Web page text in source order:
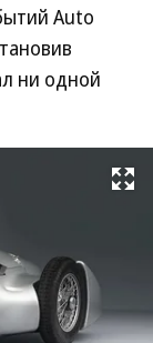
Auto
ни одной
Развернуть